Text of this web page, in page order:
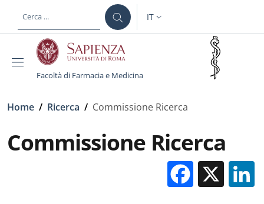
al contenuto principale
SELETTORE LINGUA:
IT
Facoltà di Farmacia e Medicina
Briciole di pane
Home / Ricerca / Commissione Ricerca
Commissione Ricerca
X